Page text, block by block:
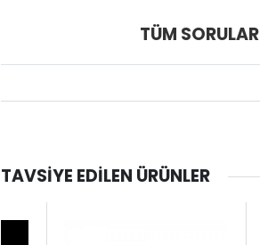
TÜM SORULAR
TAVSIYE EDILEN ÜRÜNLER